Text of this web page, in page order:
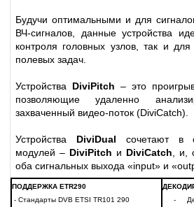
Будучи оптимальными и для
ВЧ-сигналов, данные устройства
контроля головных узлов, так и
полевых задач.
Устройства DiviPitch – это
позволяющие удаленно
захваченный видео-поток (DiviCatch).
Устройства DiviDual сочетают в
модулей – DiviPitch и DiviCatch, и,
оба сигнальных выхода «input» и
ПОДДЕРЖКА ETR290
- Стандарты DVB ETSI TR101 290
-